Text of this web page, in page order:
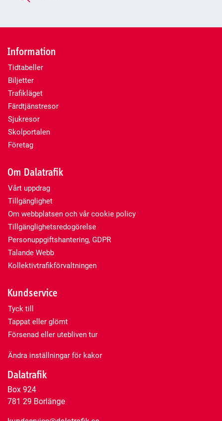
Information
Tidtabeller
Biljetter
Trafikläget
Färdtjänstresor
Sjukresor
Skolportalen
Företag
Om Dalatrafik
Vårt uppdrag
Tillgänglighet
Om webbplatsen och vår cookie policy
Tillgänglighetsredogörelse
Personuppgiftshantering, GDPR
Talande Webb
Kollektivtrafikförvaltningen
Kundservice
Tyck till
Tappat eller glömt
Försenad eller utebliven tur
Ändra inställningar för kakor
Dalatrafik
Box 924
781 29 Borlänge